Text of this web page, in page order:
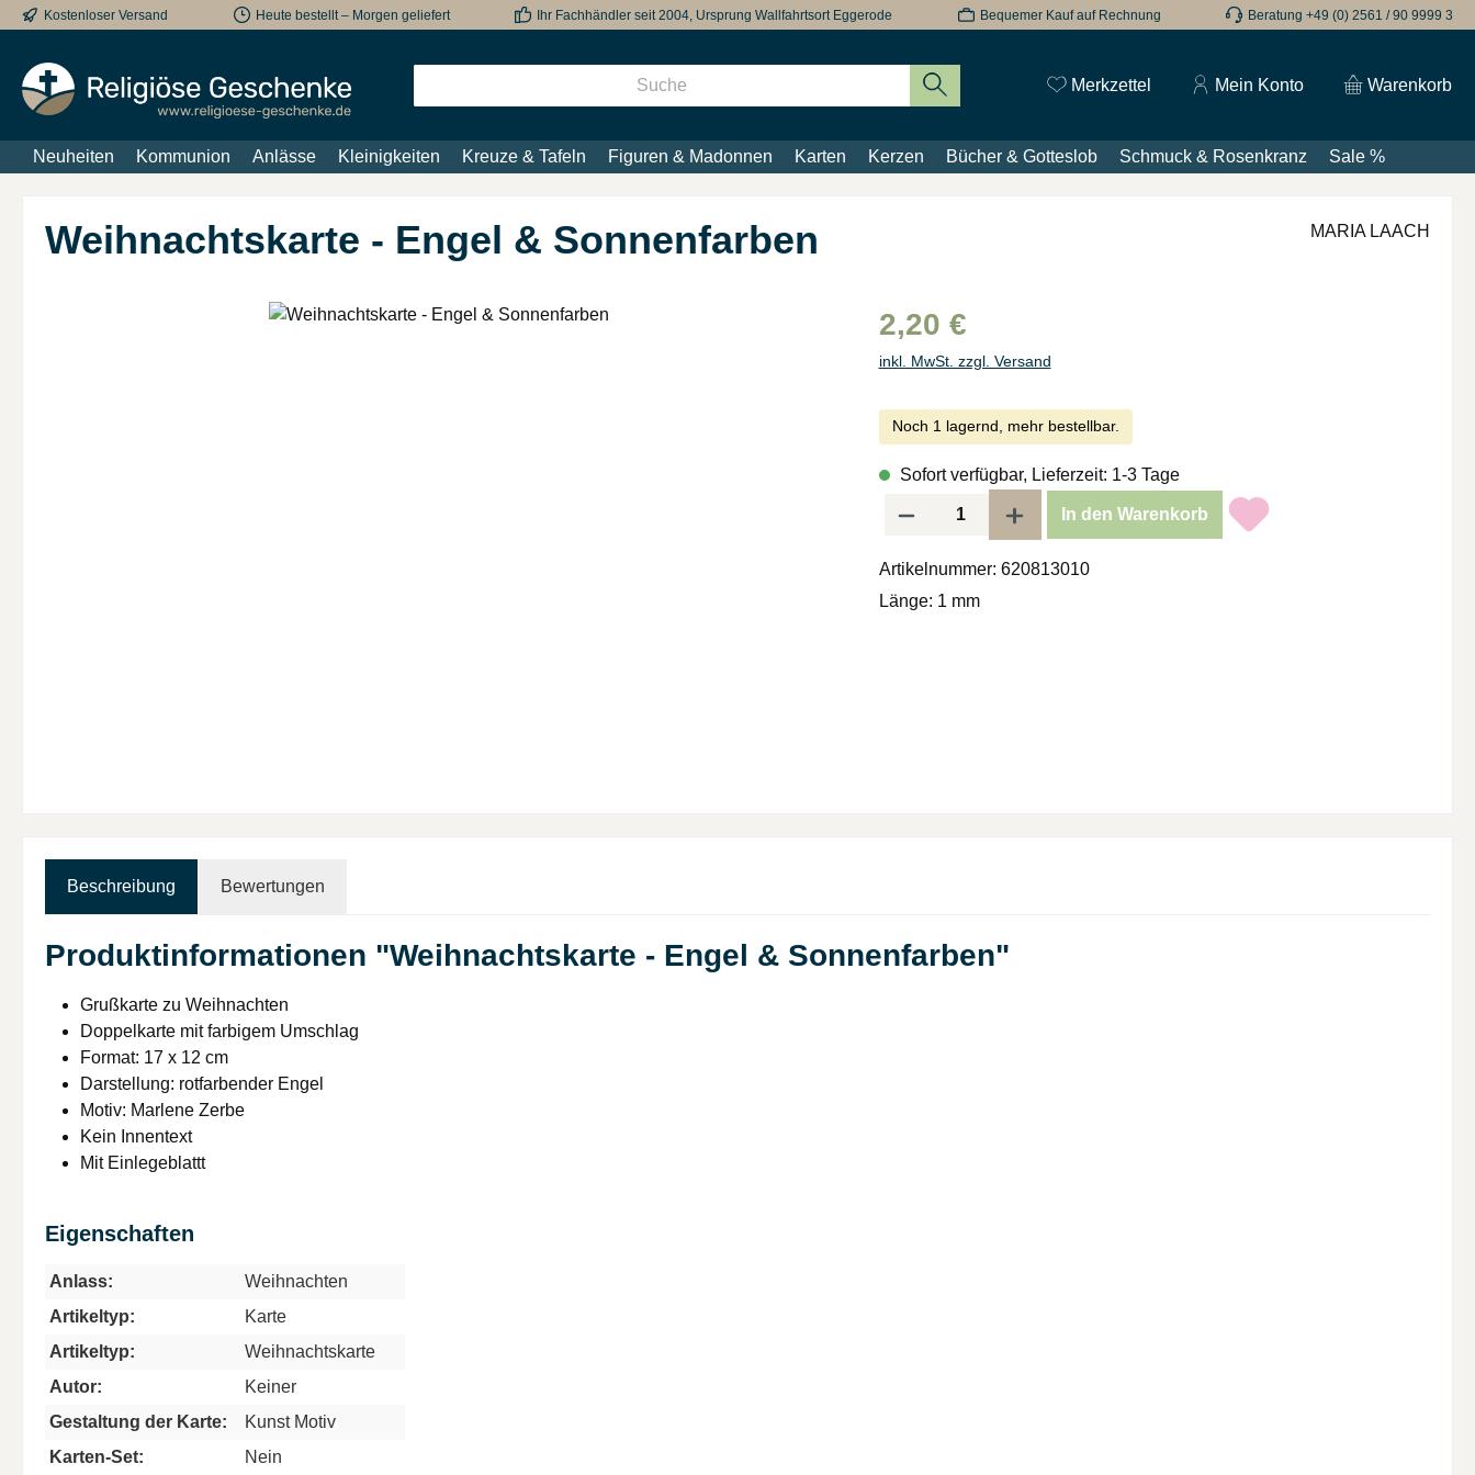
Hauptinhalt springen
Zur Suche springen
Zur Hauptnavigation springen
Kostenloser Versand Heute bestellt – Morgen geliefert Ihr Fachhändler seit 2004, Ursprung Wallfahrtsort Eggerode Bequemer Kauf auf Rechnung Beratung +49 (0) 2561 / 90 9999 3
Merkzettel Du hast 0 Produkte auf dem Merkzettel
Mein Konto Warenkorb
Neuheiten Kommunion Anlässe Kleinigkeiten Kreuze & Tafeln Figuren & Madonnen Karten Kerzen Bücher & Gotteslob Schmuck & Rosenkranz Sale %
Weihnachtskarte - Engel & Sonnenfarben MARIA LAACH
2,20 €
inkl. MwSt. zzgl. Versand
Noch 1 lagernd, mehr bestellbar.
Sofort verfügbar, Lieferzeit: 1-3 Tage
Produkt Anzahl: Gib den gewünschten Wert ein oder benutze die Schaltflächen um
In den Warenkorb
Artikelnummer: 620813010
Länge: 1 mm
Beschreibung Bewertungen
Produktinformationen "Weihnachtskarte - Engel & Sonnenfarben"
Grußkarte zu Weihnachten
Doppelkarte mit farbigem Umschlag
Format: 17 x 12 cm
Darstellung: rotfarbender Engel
Motiv: Marlene Zerbe
Kein Innentext
Mit Einlegeblattt
Eigenschaften
Anlass:
Weihnachten
Artikeltyp:
Karte
Artikeltyp:
Weihnachtskarte
Autor:
Keiner
Gestaltung der Karte:
Kunst Motiv
Karten-Set:
Nein